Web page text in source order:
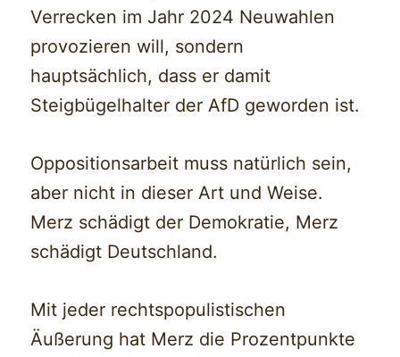
Verrecken im Jahr 2024 Neuwahlen
provozieren will, sondern
hauptsächlich, dass er damit
Steigbügelhalter der AfD geworden ist.
Oppositionsarbeit muss natürlich sein,
aber nicht in dieser Art und Weise.
Merz schädigt der Demokratie, Merz
schädigt Deutschland.
Mit jeder rechtspopulistischen
Äußerung hat Merz die Prozentpunkte